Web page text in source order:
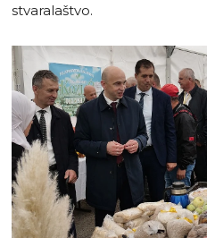
stvaralaštvo.